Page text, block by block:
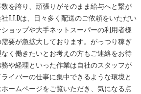
を誇り、頑張りがそのまま給与へと繋が
T.T.Dは、日々多く配送のご依頼をいただい
ョップや大手ネットスーパーの利用者様
要が急拡大しております。がっつり稼ぎ
く働きたいとお考えの方もご連絡をお待
や経理といった作業は自社のスタッフが
イバーの仕事に集中できるような環境と
ームページをご覧いただき、気になる点